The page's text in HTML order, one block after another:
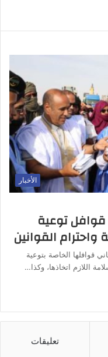
الأخبار
قوافل توعية
واحترام القوانين
قوافلها الخاصة بتوعية
اللازم اتخاذها، وكذا…
تعليقات